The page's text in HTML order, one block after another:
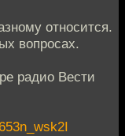
относится.
вопросах.
радио Вести